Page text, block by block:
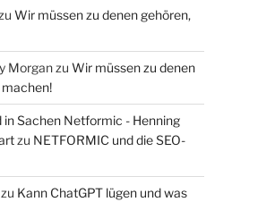
Wir müssen zu denen gehören,
Morganzu Wir müssen zu denen
Sachen Netformic - Henning
zu NETFORMIC und die SEO-
Kann ChatGPT lügen und was